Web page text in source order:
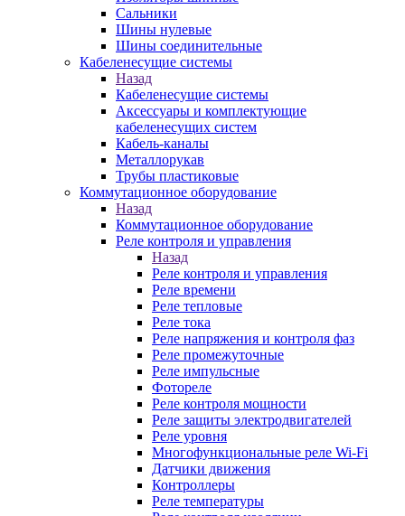
Сальники
Шины нулевые
Шины соединительные
Кабеленесущие системы
Назад
Кабеленесущие системы
Аксессуары и комплектующие
кабеленесущих систем
Кабель-каналы
Металлорукав
Трубы пластиковые
Коммутационное оборудование
Назад
Коммутационное оборудование
Реле контроля и управления
Назад
Реле контроля и управления
Реле времени
Реле тепловые
Реле тока
Реле напряжения и контроля фаз
Реле промежуточные
Реле импульсные
Фотореле
Реле контроля мощности
Реле защиты электродвигателей
Реле уровня
Многофункциональные реле Wi-Fi
Датчики движения
Контроллеры
Реле температуры